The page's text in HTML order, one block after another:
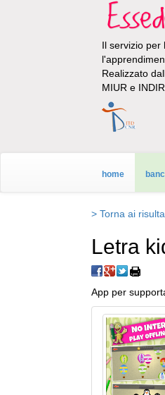
Il servizio per
Realizzato
MIUR e
home
> Torna ai
Letra
App per